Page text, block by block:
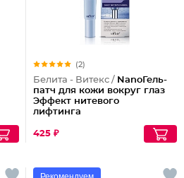
(2)
Белита - Витекс / NanoГель-
патч для кожи вокруг глаз
Эффект нитевого
лифтинга
425 ₽